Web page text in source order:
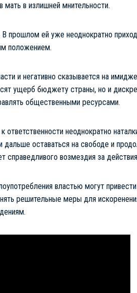
мать в излишней мнительности.
прошлом ей уже неоднократно
положением.
и негативно сказывается на имидже
ущерб бюджету страны, но и
общественными ресурсами.
неоднократно
дальше оставаться на свободе и
возмездия за
властью могут
решительные меры для